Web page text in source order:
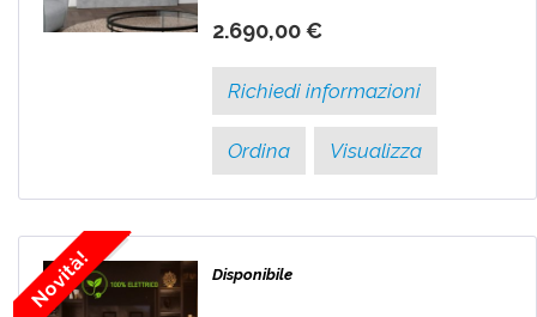
2.690,00 €
Richiedi informazioni
Ordina Visualizza
Novità! Disponibile